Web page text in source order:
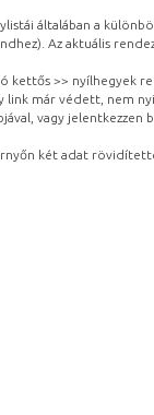
általában a
Az aktuális
kettős >> nyílhegyek
már védett, nem
vagy
két adat